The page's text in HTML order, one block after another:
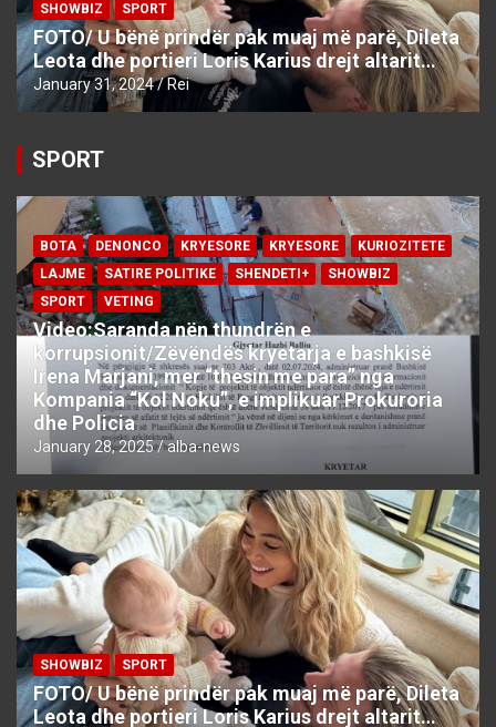
SHOWBIZ SPORT
FOTO/ U bënë prindër pak muaj më parë, Dileta
Leota dhe portieri Loris Karius drejt altarit…
January 31, 2024 Rei
SPORT
BOTA DENONCO KRYESORE KRYESORE
KURIOZITETE
LAJME
SATIRE POLITIKE SHENDETI+
SHOWBIZ
SPORT
VETING
Video:Saranda nën thundrën e
korrupsionit/Zëvëndës kryetarja e bashkisë
Irena Marjani, mer “thesin me para” nga
Kompania “Kol Noku”, e implikuar Prokuroria
dhe Policia
January 28, 2025 alba-news
SHOWBIZ SPORT
FOTO/ U bënë prindër pak muaj më parë, Dileta
Leota dhe portieri Loris Karius drejt altarit…